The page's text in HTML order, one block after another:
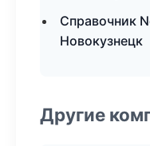
Справочник
Новокузнецк
Другие